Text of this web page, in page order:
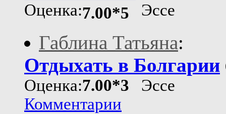
Оценка:7.00*5
Эссе
Габлина Татьяна:
Отдыхать в Болгарии
Оценка:7.00*3 Эссе
Комментарии